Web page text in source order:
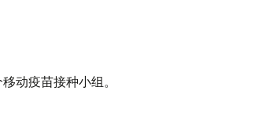
动疫苗接种小组。